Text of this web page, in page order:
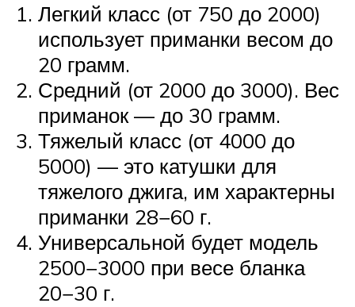
Легкий класс (от 750 до 2000)
использует приманки весом до
20 грамм.
Средний (от 2000 до 3000). Вес
приманок — до 30 грамм.
Тяжелый класс (от 4000 до
5000) — это катушки для
тяжелого джига, им характерны
приманки 28−60 г.
Универсальной будет модель
2500−3000 при весе бланка
20−30 г.